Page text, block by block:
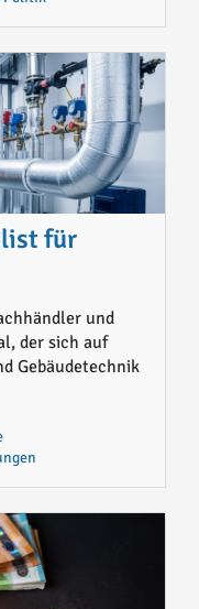
für
und
der sich auf
Gebäudetechnik